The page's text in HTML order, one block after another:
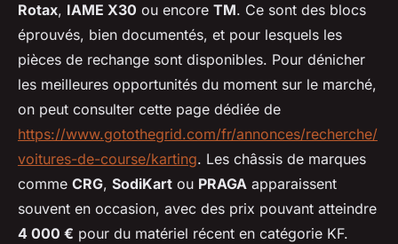
Rotax, IAME X30 ou encore TM. Ce sont des blocs
éprouvés, bien documentés, et pour lesquels les
pièces de rechange sont disponibles. Pour dénicher
les meilleures opportunités du moment sur le marché,
on peut consulter cette page dédiée de
https://www.gotothegrid.com/fr/annonces/recherche/
voitures-de-course/karting. Les châssis de marques
comme CRG, SodiKart ou PRAGA apparaissent
souvent en occasion, avec des prix pouvant atteindre
4 000 € pour du matériel récent en catégorie KF.